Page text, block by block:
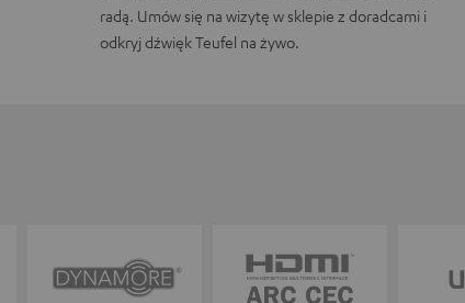
radą. Umów się na wizytę w sklepie z doradcami i
odkryj dźwięk Teufel na żywo.